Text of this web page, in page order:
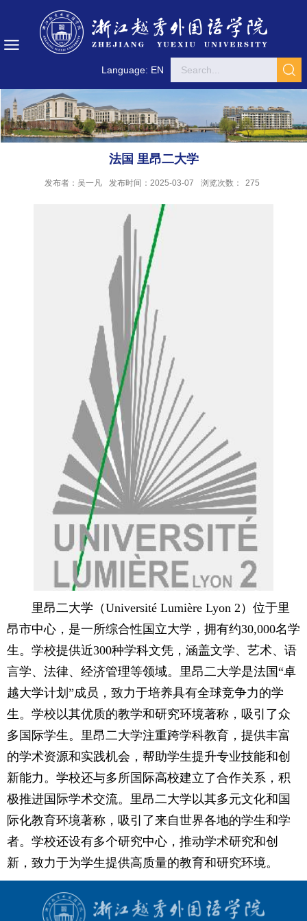
Language: EN
法国 里昂二大学
发布者：吴一凡 发布时间：2025-03-07 浏览次数： 275
里昂二大学（Université Lumière Lyon 2）位于里
昂市中心，是一所综合性国立大学，拥有约30,000名学
生。学校提供近300种学科文凭，涵盖文学、艺术、语
言学、法律、经济管理等领域。里昂二大学是法国“卓
越大学计划”成员，致力于培养具有全球竞争力的学
生。学校以其优质的教学和研究环境著称，吸引了众
多国际学生。里昂二大学注重跨学科教育，提供丰富
的学术资源和实践机会，帮助学生提升专业技能和创
新能力。学校还与多所国际高校建立了合作关系，积
极推进国际学术交流。里昂二大学以其多元文化和国
际化教育环境著称，吸引了来自世界各地的学生和学
者。学校还设有多个研究中心，推动学术研究和创
新，致力于为学生提供高质量的教育和研究环境。